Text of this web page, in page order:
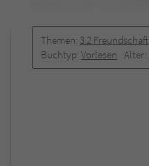
Themen: 3.2 Freundschaft
Buchtyp: Vorlesen Alter: